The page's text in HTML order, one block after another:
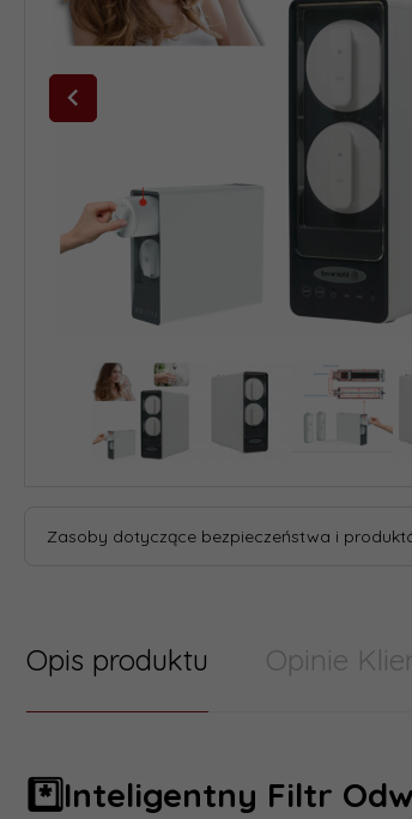
Zasoby dotyczące bezpieczeństwa i
Opis produktu Opinie
*️⃣Inteligentny Filtr